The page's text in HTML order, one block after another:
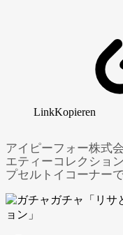
LinkKopieren
アイピーフォー株式
エティーコレクショ
プセルトイコーナー